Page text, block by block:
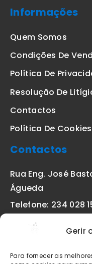
Gerir
Para fornecer as
Informações
Quem Somos
Condições De
Política De
Resolução De
Contactos
Política De
Contactos
Rua Eng. José
Águeda
Telefone: 234 028